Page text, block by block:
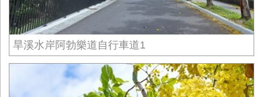
旱溪水岸阿勃樂道自行車道1